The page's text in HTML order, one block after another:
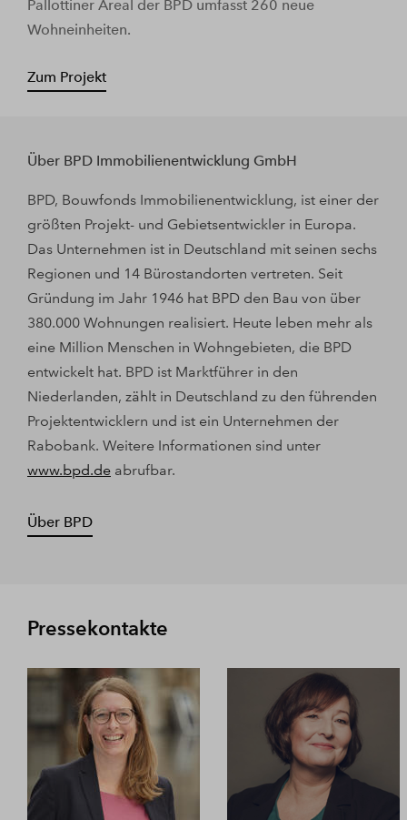
Pallottiner Areal der BPD umfasst 260 neue
Wohneinheiten.
Zum Projekt
Über BPD Immobilienentwicklung GmbH
BPD, Bouwfonds Immobilienentwicklung, ist einer der
größten Projekt- und Gebietsentwickler in Europa.
Das Unternehmen ist in Deutschland mit seinen sechs
Regionen und 14 Bürostandorten vertreten. Seit
Gründung im Jahr 1946 hat BPD den Bau von über
380.000 Wohnungen realisiert. Heute leben mehr als
eine Million Menschen in Wohngebieten, die BPD
entwickelt hat. BPD ist Marktführer in den
Niederlanden, zählt in Deutschland zu den führenden
Projektentwicklern und ist ein Unternehmen der
Rabobank. Weitere Informationen sind unter
www.bpd.de abrufbar.
Über BPD
Pressekontakte